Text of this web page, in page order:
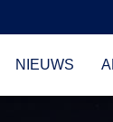
NIEUWS